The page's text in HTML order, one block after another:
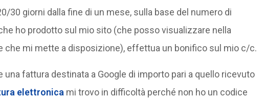
30 giorni dalla fine di un mese, sulla base del numero di
ho prodotto sul mio sito (che posso visualizzare nella
che mi mette a disposizione), effettua un bonifico sul mio c/c.
fattura destinata a Google di importo pari a quello ricevuto
elettronica mi trovo in difficoltà perché non ho un codice